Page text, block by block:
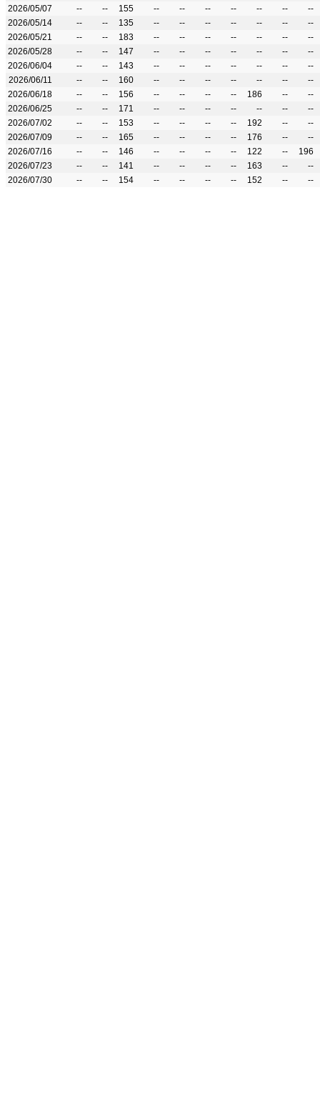
2026/05/07
-- -- 155 -- -- -- -- -- --
--
2026/05/14
-- -- 135 -- -- -- -- -- --
--
2026/05/21
-- -- 183 -- -- -- -- -- --
--
2026/05/28
-- -- 147 -- -- -- -- -- --
--
2026/06/04
-- -- 143 -- -- -- -- -- --
--
2026/06/11
-- -- 160 -- -- -- -- -- --
--
2026/06/18
-- -- 156 -- -- -- -- 186 --
--
2026/06/25
-- -- 171 -- -- -- -- -- --
--
2026/07/02
-- -- 153 -- -- -- -- 192 --
--
2026/07/09
-- -- 165 -- -- -- -- 176 --
--
2026/07/16
-- -- 146 -- -- -- -- 122 --
196
2026/07/23
-- -- 141 -- -- -- -- 163 --
--
2026/07/30
-- -- 154 -- -- -- -- 152 -- --